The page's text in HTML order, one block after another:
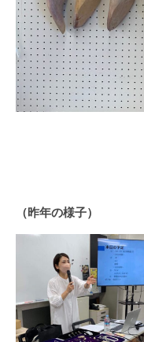
（昨年の様子）